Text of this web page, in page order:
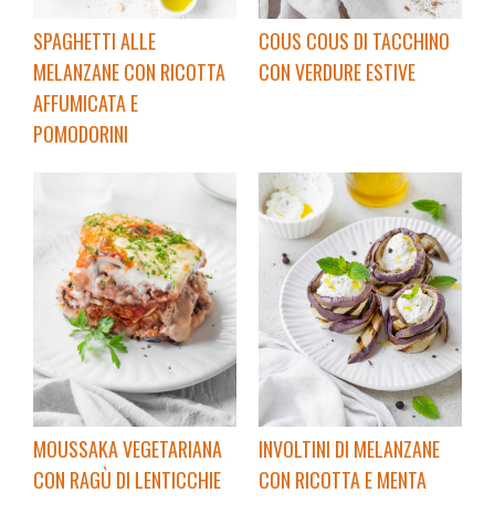
SPAGHETTI ALLE
MELANZANE CON RICOTTA
AFFUMICATA E
POMODORINI
COUS COUS DI TACCHINO
CON VERDURE ESTIVE
MOUSSAKA VEGETARIANA
CON RAGÙ DI LENTICCHIE
INVOLTINI DI MELANZANE
CON RICOTTA E MENTA